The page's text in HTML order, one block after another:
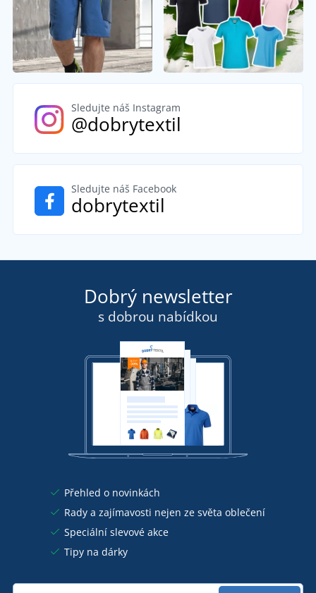
Sledujte náš Instagram
@dobrytextil
Sledujte náš Facebook
dobrytextil
Dobrý newsletter
s dobrou nabídkou
Přehled o novinkách
Rady a zajímavosti nejen ze světa oblečení
Speciální slevové akce
Tipy na dárky